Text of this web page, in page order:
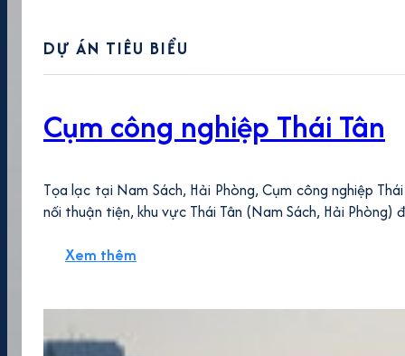
DỰ ÁN TIÊU BIỂU
Cụm công nghiệp Thái Tân
Tọa lạc tại Nam Sách, Hải Phòng, Cụm công nghiệp
nối thuận tiện, khu vực Thái Tân (Nam Sách, Hải
Xem thêm